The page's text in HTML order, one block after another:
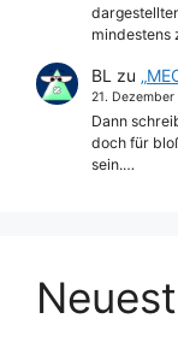
mindestens
BL zu
21. Dezember
Dann
doch für
sein.…